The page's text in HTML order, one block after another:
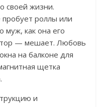
своей жизни.
роллы или
муж, как она его
— мешает. Любовь
на балконе для
щетка
и